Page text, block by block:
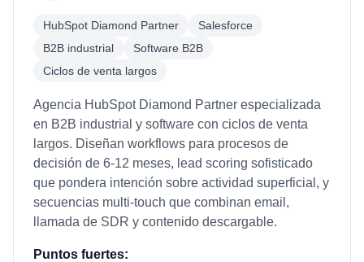
HubSpot Diamond Partner
Salesforce
B2B industrial
Software B2B
Ciclos de venta largos
Agencia HubSpot Diamond Partner especializada
en B2B industrial y software con ciclos de venta
largos. Diseñan workflows para procesos de
decisión de 6-12 meses, lead scoring sofisticado
que pondera intención sobre actividad superficial, y
secuencias multi-touch que combinan email,
llamada de SDR y contenido descargable.
Puntos fuertes: